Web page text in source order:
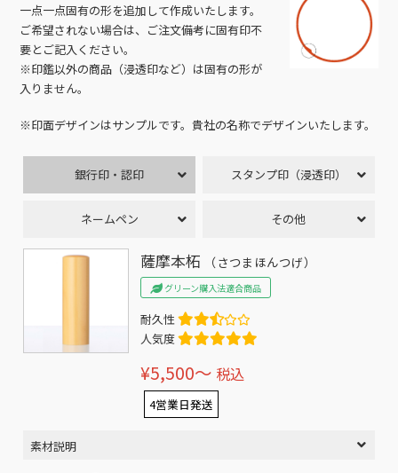
一点一点固有の形を追加して作成いたします。
ご希望されない場合は、ご注文備考に固有印不
要とご記入ください。
※印鑑以外の商品（浸透印など）は固有の形が
入りません。
※印面デザインはサンプルです。貴社の名称でデザインいたします。
銀行印・認印 スタンプ印（浸透印）
ネームペン その他
薩摩本柘 （さつまほんつげ）
グリーン購入法適合商品
耐久性
人気度
¥5,500〜 税込
4営業日発送
素材説明